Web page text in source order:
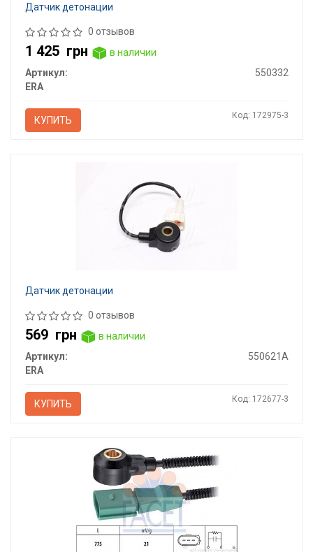
Датчик детонации
0 отзывов
1 425 грн
в наличии
Артикул:
550332
ERA
КУПИТЬ Код: 172975-3
Датчик детонации
0 отзывов
569 грн
в наличии
Артикул:
550621A
ERA
КУПИТЬ Код: 172677-3